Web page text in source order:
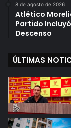
8 de agosto de 2026
Atlético
Partido
Descenso
ÚLTIMAS